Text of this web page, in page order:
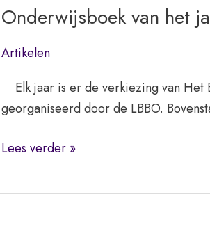
Boer
Onderwijsboek van het
Artikelen
Elk jaar is er de verkiezing van Het
georganiseerd door de LBBO.
Onderwijsboek
het
Lees verder »